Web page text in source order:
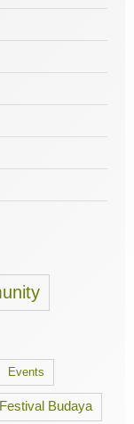
Events
Festival Budaya